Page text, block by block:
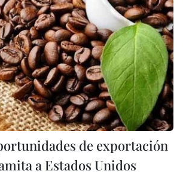
de exportación
a Estados Unidos